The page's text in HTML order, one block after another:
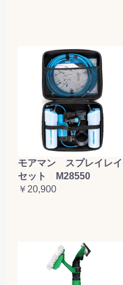
モアマン スプレイレイ
セット M28550
￥20,900